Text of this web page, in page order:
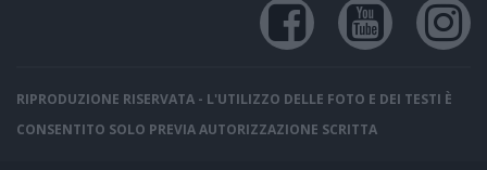
RIPRODUZIONE RISERVATA - L'UTILIZZO DELLE FOTO E DEI TESTI È
CONSENTITO SOLO PREVIA AUTORIZZAZIONE SCRITTA